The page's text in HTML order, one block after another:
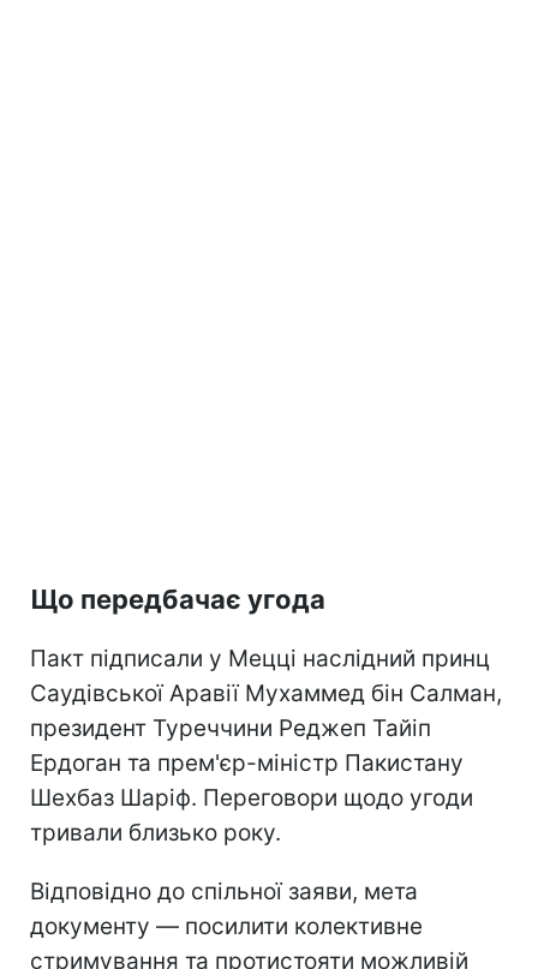
Що передбачає угода
Пакт підписали у Мецці наслідний принц
Саудівської Аравії Мухаммед бін Салман,
президент Туреччини Реджеп Тайіп
Ердоган та прем'єр-міністр Пакистану
Шехбаз Шаріф. Переговори щодо угоди
тривали близько року.
Відповідно до спільної заяви, мета
документу — посилити колективне
стримування та протистояти можливій